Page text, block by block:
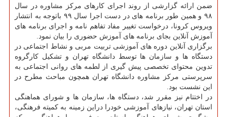
ضمن ارائه گزارشی از روند اجرای کارهای مرکز مشاوره در سال
۹۸ و همین طور برنامه های در دست اجرا سال ۹۹ باتوجه به انتشار
ویروس کرونا، درخواست تغییر مفاد تفاهم نامه و اجرای برنامه های
آموزش آنلاین بجای برنامه های آموزش حضوری را بیان نمود.
برگزاری آنلاین دوره های آموزشی تربیت مربی و نشاط اجتماعی در
دستگاه ها و سازمان ها توسط دانشگاه تهران و تشکیل کارگروه
تدوین محتوای تخصصی پیش گیری از لطمه های روانی اجتماعی به
سرپرستی مرکز مشاوره دانشگاه تهران همچون مباحث مطرح در
این نشست بود.
در اختتام نیز مقرر شد، دستگاه ها، سازمان ها و شورای هماهنگی
استان تهران، نیازهای آموزشی خودرا دراین زمینه به کمیته فرهنگی،